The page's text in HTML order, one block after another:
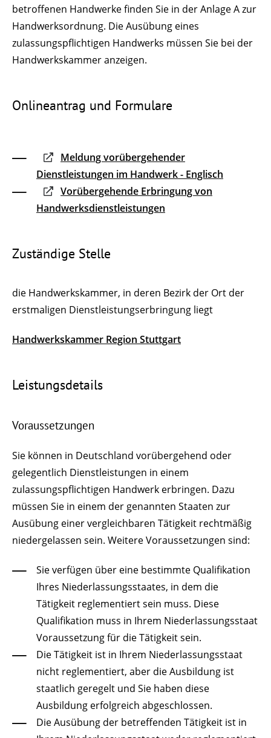
betroffenen Handwerke finden Sie in der Anlage A zur
Handwerksordnung. Die Ausübung eines
zulassungspflichtigen Handwerks müssen Sie bei der
Handwerkskammer anzeigen.
Onlineantrag und Formulare
Meldung vorübergehender
Dienstleistungen im Handwerk - Englisch
Vorübergehende Erbringung von
Handwerksdienstleistungen
Zuständige Stelle
die Handwerkskammer, in deren Bezirk der Ort der
erstmaligen Dienstleistungserbringung liegt
Handwerkskammer Region Stuttgart
Leistungsdetails
Voraussetzungen
Sie können in Deutschland vorübergehend oder
gelegentlich Dienstleistungen in einem
zulassungspflichtigen Handwerk erbringen. Dazu
müssen Sie in einem der genannten Staaten zur
Ausübung einer vergleichbaren Tätigkeit rechtmäßig
niedergelassen sein. Weitere Voraussetzungen sind:
Sie verfügen über eine bestimmte Qualifikation
Ihres Niederlassungsstaates, in dem die
Tätigkeit reglementiert sein muss. Diese
Qualifikation muss in Ihrem Niederlassungsstaat
Voraussetzung für die Tätigkeit sein.
Die Tätigkeit ist in Ihrem Niederlassungsstaat
nicht reglementiert, aber die Ausbildung ist
staatlich geregelt und Sie haben diese
Ausbildung erfolgreich abgeschlossen.
Die Ausübung der betreffenden Tätigkeit ist in